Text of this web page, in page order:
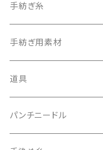
手紡ぎ糸
細い糸
太い糸
赤系
手紡ぎ用素材
batts
20g
40g
トップ
道具
パンチニードル